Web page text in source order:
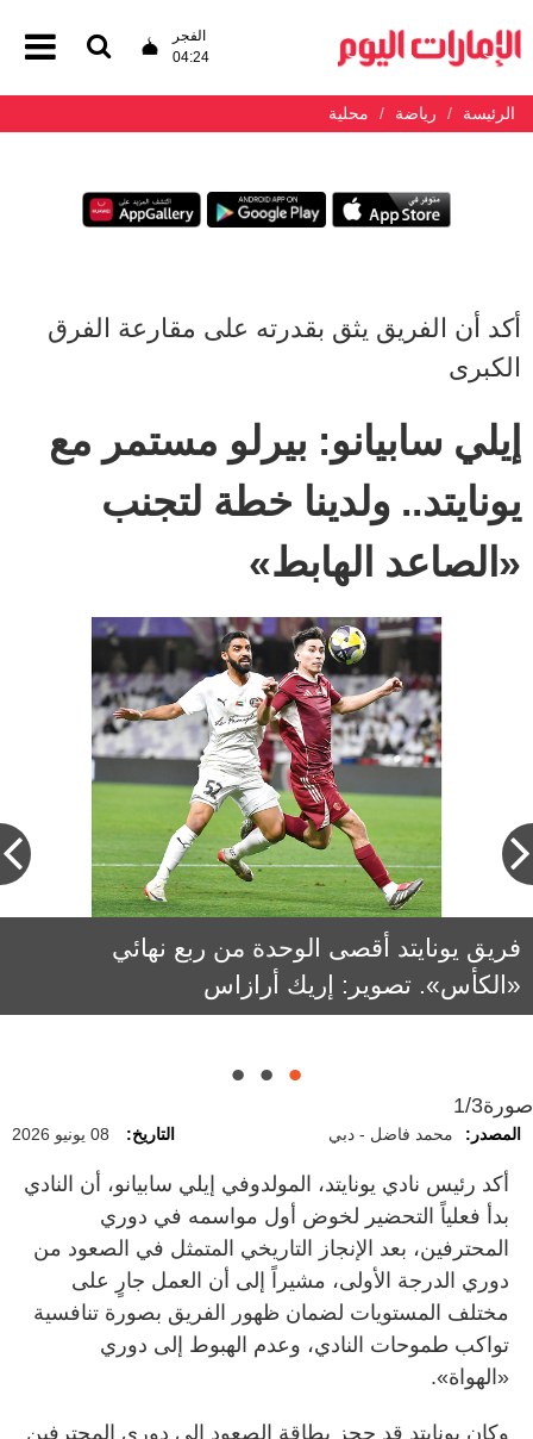
الفجر
04:24
الرئيسة رياضة محلية
أكد أن الفريق يثق بقدرته على مقارعة الفرق
الكبرى
إيلي سابيانو: بيرلو مستمر مع
يونايتد.. ولدينا خطة لتجنب
«الصاعد الهابط»
فريق يونايتد أقصى الوحدة من ربع نهائي
«الكأس». تصوير: إريك أرازاس
إيلي سابيانو: نادي يونايتد يعمل على ترسيخ هويته،
وتعزيز ارتباطه بالمجتمع المحلي والعائلات
والجماهير الشابة، خلال السنوات المقبلة.
صورة1/3
المصدر: محمد فاضل - دبي التاريخ: 08 يونيو 2026
أكد رئيس نادي يونايتد، المولدوفي إيلي سابيانو، أن النادي
بدأ فعلياً التحضير لخوض أول مواسمه في دوري
المحترفين، بعد الإنجاز التاريخي المتمثل في الصعود من
دوري الدرجة الأولى، مشيراً إلى أن العمل جارٍ على
مختلف المستويات لضمان ظهور الفريق بصورة تنافسية
تواكب طموحات النادي، وعدم الهبوط إلى دوري
«الهواة».
وكان يونايتد قد حجز بطاقة الصعود إلى دوري المحترفين